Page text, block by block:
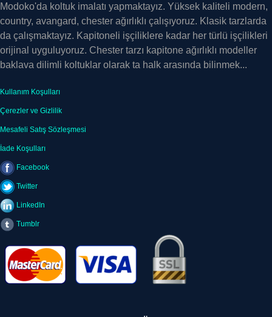
Modoko'da koltuk imalatı yapmaktayız. Yüksek kaliteli modern,
country, avangard, chester ağırlıklı çalışıyoruz. Klasik tarzlarda
da çalışmaktayız. Kapitoneli işçiliklere kadar her türlü işçilikleri
orijinal uyguluyoruz. Chester tarzı kapitone ağırlıklı modeller
baklava dilimli koltuklar olarak ta halk arasında bilinmek...
Kullanım Koşulları
Çerezler ve Gizlilik
Mesafeli Satış Sözleşmesi
İade Koşulları
Facebook
Twitter
LinkedIn
Tumblr